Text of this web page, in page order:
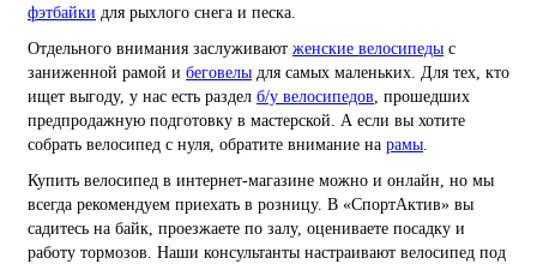
фэтбайки для рыхлого снега и песка.
Отдельного внимания заслуживают женские велосипеды с
заниженной рамой и беговелы для самых маленьких. Для тех, кто
ищет выгоду, у нас есть раздел б/у велосипедов, прошедших
предпродажную подготовку в мастерской. А если вы хотите
собрать велосипед с нуля, обратите внимание на рамы.
Купить велосипед в интернет-магазине можно и онлайн, но мы
всегда рекомендуем приехать в розницу. В «СпортАктив» вы
садитесь на байк, проезжаете по залу, оцениваете посадку и
работу тормозов. Наши консультанты настраивают велосипед под